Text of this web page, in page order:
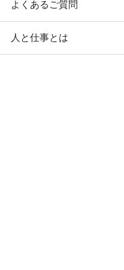
よくあるご質問
人と仕事とは